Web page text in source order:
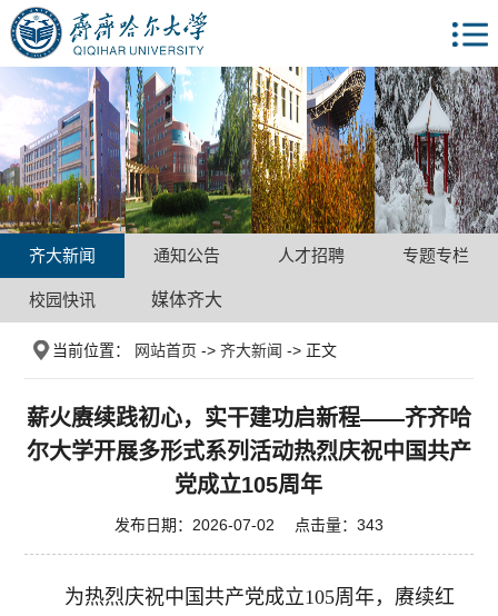
齐大新闻 通知公告 人才招聘 专题专栏
校园快讯 媒体齐大
当前位置： 网站首页 ->齐大新闻 -> 正文
薪火赓续践初心，实干建功启新程——齐齐哈
尔大学开展多形式系列活动热烈庆祝中国共产
党成立105周年
发布日期：2026-07-02 点击量： 343
为热烈庆祝中国共产党成立105周年，赓续红